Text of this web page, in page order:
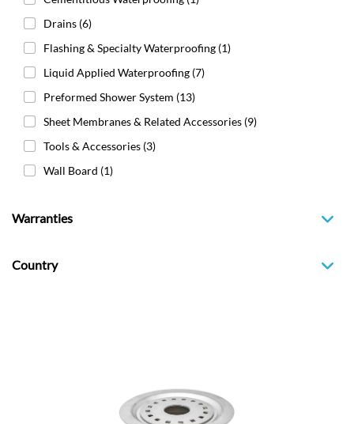
Drains (6)
Flashing & Specialty Waterproofing (1)
Liquid Applied Waterproofing (7)
Preformed Shower System (13)
Sheet Membranes & Related Accessories (9)
Tools & Accessories (3)
Wall Board (1)
Warranties
Country